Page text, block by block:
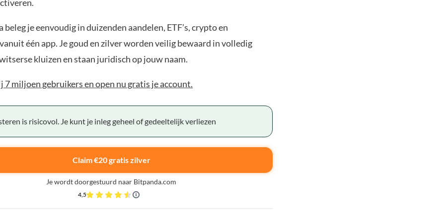
je eenvoudig in duizenden aandelen, ETF’s, crypto en
één app. Je goud en zilver worden veilig bewaard in volledig
kluizen en staan juridisch op jouw naam.
7 miljoen gebruikers en open nu gratis je account.
is risicovol. Je kunt je inleg geheel of gedeeltelijk verliezen
Claim €20 gratis zilver
Je wordt doorgestuurd naar Bitpanda.com
4,5